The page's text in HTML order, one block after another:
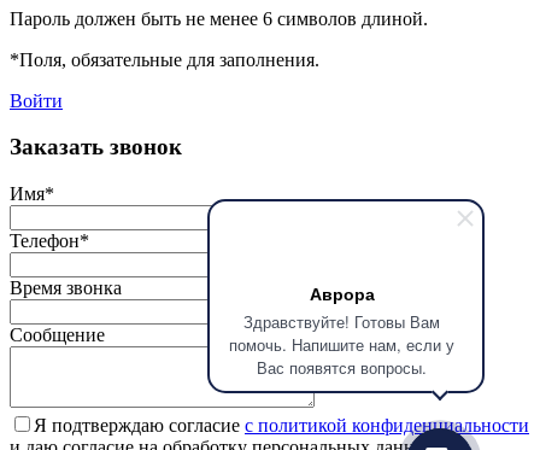
Аврора
Здравствуйте! Готовы Вам
помочь. Напишите нам, если у
Вас появятся вопросы.
Пароль должен быть не менее 6 символов длиной.
*Поля, обязательные для заполнения.
Войти
Заказать звонок
Имя*
Телефон*
Время звонка
Сообщение
Я подтверждаю согласие с политикой конфиденциальности